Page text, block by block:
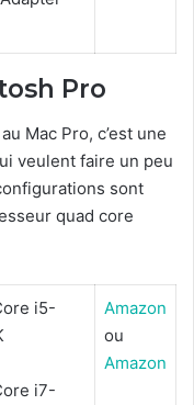
Pro
Mac Pro, c’est une
veulent faire un peu
sont
quad core
i5-
i7-
Amazon
ou
Amazon